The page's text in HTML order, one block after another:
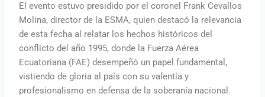
El evento estuvo presidido por el coronel Frank Cevallos
Molina, director de la ESMA, quien destacó la relevancia
de esta fecha al relatar los hechos históricos del
conflicto del año 1995, donde la Fuerza Aérea
Ecuatoriana (FAE) desempeñó un papel fundamental,
vistiendo de gloria al país con su valentía y
profesionalismo en defensa de la soberanía nacional.